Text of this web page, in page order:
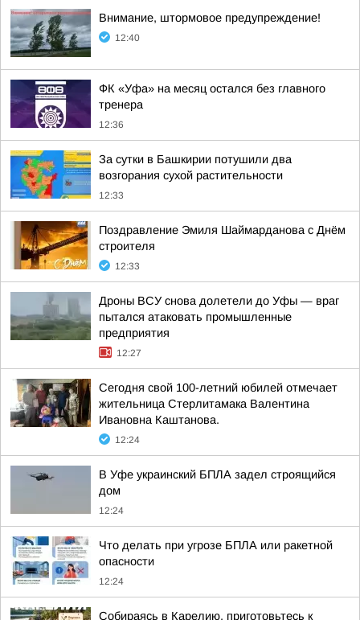
Внимание, штормовое предупреждение!
12:40
ФК «Уфа» на месяц остался без главного
тренера
12:36
За сутки в Башкирии потушили два
возгорания сухой растительности
12:33
Поздравление Эмиля Шаймарданова с Днём
строителя
12:33
Дроны ВСУ снова долетели до Уфы — враг
пытался атаковать промышленные
предприятия
12:27
Сегодня свой 100-летний юбилей отмечает
жительница Стерлитамака Валентина
Ивановна Каштанова.
12:24
В Уфе украинский БПЛА задел строящийся
дом
12:24
Что делать при угрозе БПЛА или ракетной
опасности
12:24
Собираясь в Карелию, приготовьтесь к